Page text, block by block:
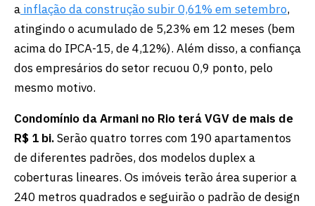
a inflação da construção subir 0,61% em setembro,
atingindo o acumulado de 5,23% em 12 meses (bem
acima do IPCA-15, de 4,12%). Além disso, a confiança
dos empresários do setor recuou 0,9 ponto, pelo
mesmo motivo.
Condomínio da Armani no Rio terá VGV de mais de
R$ 1 bi.Serão quatro torres com 190 apartamentos
de diferentes padrões, dos modelos duplex a
coberturas lineares. Os imóveis terão área superior a
240 metros quadrados e seguirão o padrão de design